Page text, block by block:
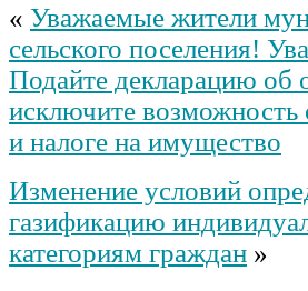
« Уважаемые жители
сельского поселения!
Подайте декларацию об
исключите
и налоге на имущество
Изменение условий
газификацию
категориям граждан »